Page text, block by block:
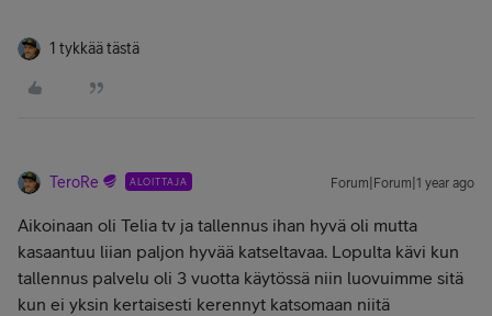
1 tykkää tästä
TeroRe ALOITTAJA Forum|Forum|1 year ago
Aikoinaan oli Telia tv ja tallennus ihan hyvä oli mutta
kasaantuu liian paljon hyvää katseltavaa. Lopulta kävi kun
tallennus palvelu oli 3 vuotta käytössä niin luovuimme sitä
kun ei yksin kertaisesti kerennyt katsomaan niitä